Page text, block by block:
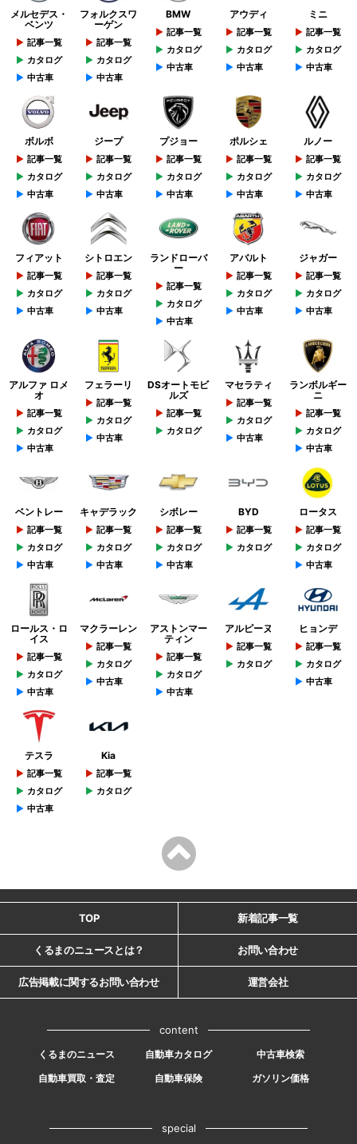
メルセデス・
ベンツ
記事一覧
カタログ
中古車
フォルクスワ
ーゲン
記事一覧
カタログ
中古車
BMW
記事一覧
カタログ
中古車
アウディ
記事一覧
カタログ
中古車
ミニ
記事一覧
カタログ
中古車
ボルボ
記事一覧
カタログ
中古車
ジープ
記事一覧
カタログ
中古車
プジョー
記事一覧
カタログ
中古車
ポルシェ
記事一覧
カタログ
中古車
ルノー
記事一覧
カタログ
中古車
フィアット
記事一覧
カタログ
中古車
シトロエン
記事一覧
カタログ
中古車
ランドローバ
ー
記事一覧
カタログ
中古車
アバルト
記事一覧
カタログ
中古車
ジャガー
記事一覧
カタログ
中古車
アルファ ロメ
オ
記事一覧
カタログ
中古車
フェラーリ
記事一覧
カタログ
中古車
DSオートモビ
ルズ
記事一覧
カタログ
マセラティ
記事一覧
カタログ
中古車
ランボルギー
ニ
記事一覧
カタログ
中古車
ベントレー
記事一覧
カタログ
中古車
キャデラック
記事一覧
カタログ
中古車
シボレー
記事一覧
カタログ
中古車
BYD
記事一覧
カタログ
ロータス
記事一覧
カタログ
中古車
ロールス・ロ
イス
記事一覧
カタログ
中古車
マクラーレン
記事一覧
カタログ
中古車
アストンマー
ティン
記事一覧
カタログ
中古車
アルピーヌ
記事一覧
カタログ
ヒョンデ
記事一覧
カタログ
中古車
テスラ
記事一覧
カタログ
中古車
Kia
記事一覧
カタログ
TOP 新着記事一覧
くるまのニュースとは？ お問い合わせ
広告掲載に関するお問い合わせ 運営会社
content
くるまのニュース 自動車カタログ
中古車検索
自動車買取・査定
自動車保険 ガソリン価格
special